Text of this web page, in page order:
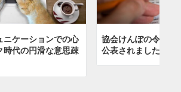
ニケーションでの心
時代の円滑な意思疎
協会けんぽの令和７
公表されました！